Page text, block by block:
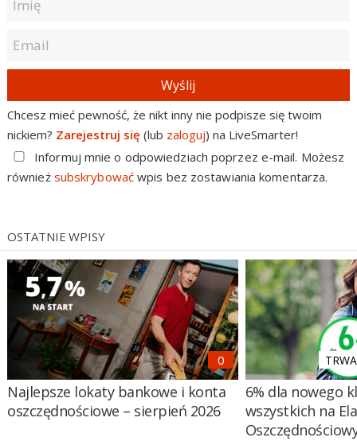
Wyślij
Chcesz mieć pewność, że nikt inny nie podpisze się twoim
nickiem? Zarejestruj się (lub zaloguj) na LiveSmarter!
Informuj mnie o odpowiedziach poprzez e-mail. Możesz
również subskrybowaćwpis bez zostawiania komentarza.
OSTATNIE WPISY
Najlepsze lokaty bankowe i konta
oszczędnościowe – sierpień 2026
6% dla nowego
wszystkich na